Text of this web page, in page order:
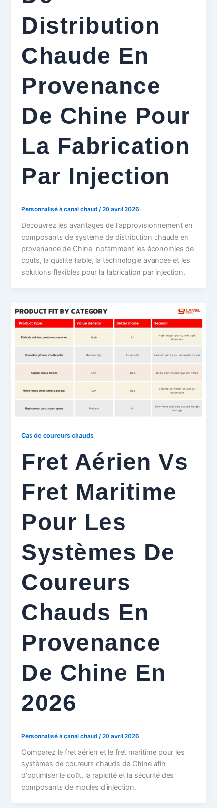
Distribution
Chaude En
Provenance
De Chine Pour
La Fabrication
Par Injection
Personnalisé à canal chaud /20 avril 2026
Découvrez les avantages de l'approvisionnement en
composants de système de distribution chaude en
provenance de Chine, notamment les économies de
coûts, la qualité fiable, la technologie avancée et les
solutions flexibles pour la fabrication par injection.
Cas de coureurs chauds
Fret Aérien Vs
Fret Maritime
Pour Les
Systèmes De
Coureurs
Chauds En
Provenance
De Chine En
2026
Personnalisé à canal chaud /20 avril 2026
Comparez le fret aérien et le fret maritime pour les
systèmes de coureurs chauds de Chine afin
d'optimiser le coût, la rapidité et la sécurité des
composants de moules d'injection.